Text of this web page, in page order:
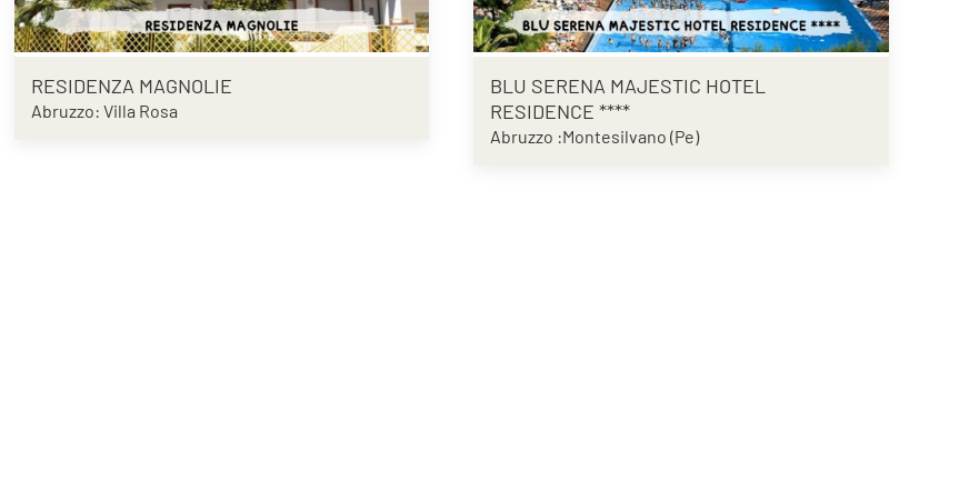
RESIDENZA MAGNOLIE
Abruzzo: Villa Rosa
BLU SERENA MAJESTIC HOTEL
RESIDENCE ****
Abruzzo :Montesilvano (Pe)